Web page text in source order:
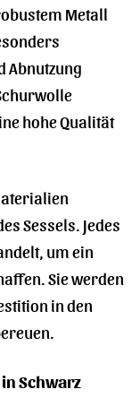
Metall
Abnutzung
hohe Qualität
Sessels. Jedes
um ein
Sie werden
in den
Schwarz